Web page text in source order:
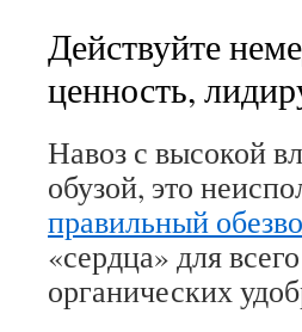
Действуйте
ценность,
Навоз с высокой
обузой, это
правильный
«сердца» для
органических